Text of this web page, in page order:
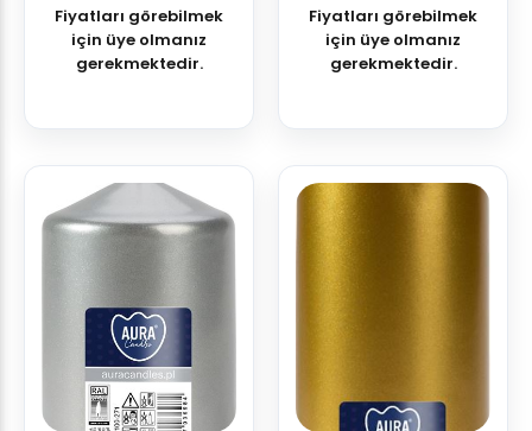
Fiyatları görebilmek
için üye olmanız
gerekmektedir.
Fiyatları görebilmek
için üye olmanız
gerekmektedir.